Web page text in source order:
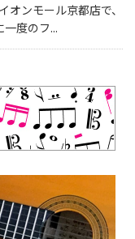
ンモール京都店で、
度のフ...